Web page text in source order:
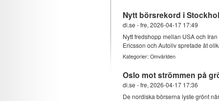
Nytt börsrekord i
di.se -fre, 2026-04-17 17:49
Nytt fredshopp mellan USA och
Ericsson och Autoliv spretade åt
Kategorier: Omvärlden
Oslo mot strömmen på
di.se -fre, 2026-04-17 17:36
De nordiska börserna lyste grönt